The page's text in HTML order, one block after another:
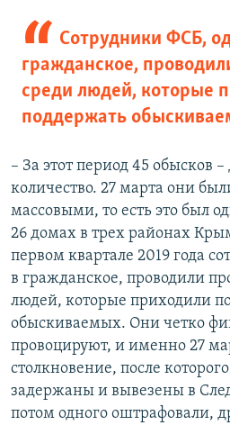
Сотрудники ФСБ,
гражданское,
среди людей, которые
поддержать
– За этот период 45 обысков
количество. 27 марта они
массовыми, то есть это был
26 домах в трех районах
первом квартале 2019 года
в гражданское, проводили
людей, которые приходили
обыскиваемых. Они четко
провоцируют, и именно 27
столкновение, после
задержаны и вывезены в
потом одного оштрафовали,